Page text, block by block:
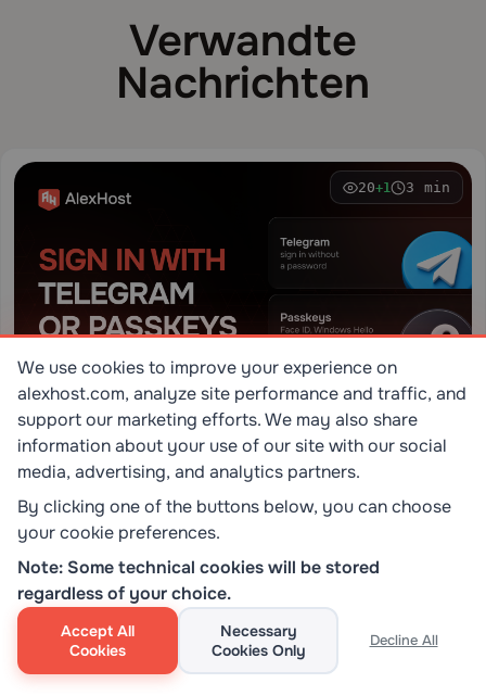
Verwandte
Nachrichten
20+1 3 min
Information Produkt-Updates Vertrauen und sicherheit
Schnellerer, sicherer
Rechnungszugriff: Passwortloses
Login kommt zu AlexHost
AlexHost Billing unterstützt jetzt passwortlose Anmeldung über
Telegram und Passkey und bietet dir eine schnellere Möglichkeit,
auf deinen Abrechnungsbereich zuzugreifen und gleichzeitig die
Gesamtbenutzerfreundlichkeit rund um Kontosicherheit und
Vertrauen zu verbessern.
Mehr lesen
0
We use cookies to improve your experience on
alexhost.com, analyze site performance and traffic, and
support our marketing efforts. We may also share
information about your use of our site with our social
media, advertising, and analytics partners.
By clicking one of the buttons below, you can choose
your cookie preferences.
Note: Some technical cookies will be stored
regardless of your choice.
Accept All
Cookies
Necessary
Cookies Only
Decline All